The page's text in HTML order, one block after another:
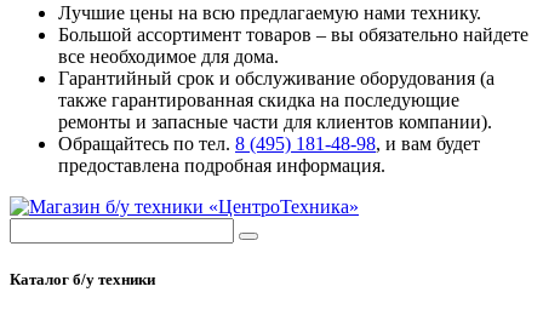
Лучшие цены на всю предлагаемую нами технику.
Большой ассортимент товаров – вы обязательно найдете
все необходимое для дома.
Гарантийный срок и обслуживание оборудования (а
также гарантированная скидка на последующие
ремонты и запасные части для клиентов компании).
Обращайтесь по тел. 8 (495) 181-48-98, и вам будет
предоставлена подробная информация.
Каталог б/у техники